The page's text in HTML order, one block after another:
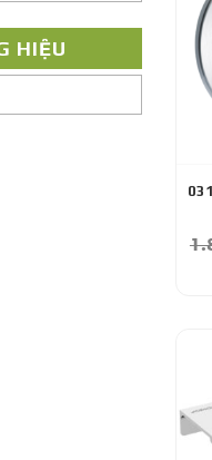
HIỆU